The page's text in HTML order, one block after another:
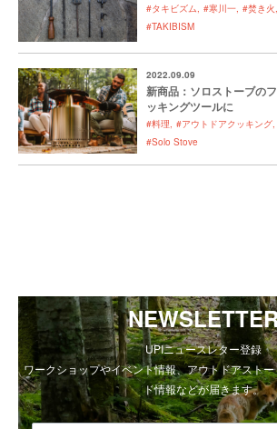
#タキビズム #寒川一 #焚き火
#TAKIBISM
2022.09.09
新商品：ソロストーブの
ッキングツールに
#料理 #アウトドアクッキング
#Solo Stove
UPIニュースレター登録
ワークショップやイベント情報、アウトドアスト
ド情報などが届きます。